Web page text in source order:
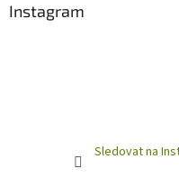
Instagram
Sledovat na